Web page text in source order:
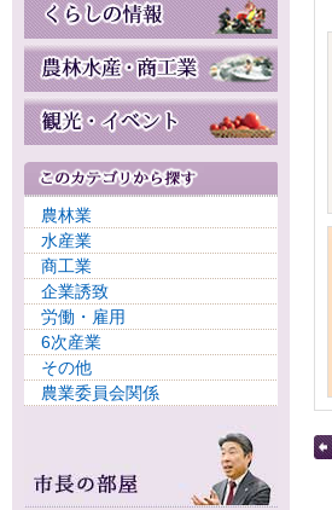
農林業
水産業
商工業
企業誘致
労働・雇用
6次産業
その他
農業委員会関係